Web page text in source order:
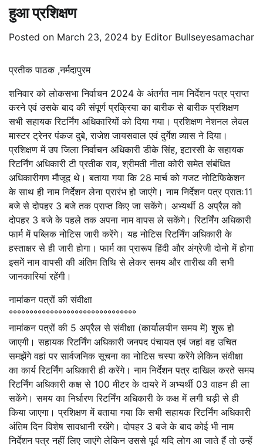
हुआ प्रशिक्षण
Posted on March 23, 2024 by Editor Bullseyesamachar
प्रतीक पाठक ,नर्मदापुरम
शनिवार को लोकसभा निर्वाचन 2024 के अंतर्गत नाम निर्देशन पत्र प्राप्त
करने एवं उसके बाद की संपूर्ण प्रक्रिया का बारीक से बारीक प्रशिक्षण
सभी सहायक रिटर्निंग अधिकारियों को दिया गया। प्रशिक्षण नेशनल लेवल
मास्टर ट्रेनर पंकज दुबे, राजेश जायसवाल एवं दुर्गेश व्यास ने दिया।
प्रशिक्षण में उप जिला निर्वाचन अधिकारी डीके सिंह, इटारसी के सहायक
रिटर्निंग अधिकारी टी प्रतीक राव, श्रीमती नीता कोरी समेत संबंधित
अधिकारीगण मौजूद थे। बताया गया कि 28 मार्च को गजट नोटिफिकेशन
के साथ ही नाम निर्देशन लेना प्रारंभ हो जाएंगे। नाम निर्देशन पत्र प्रातः11
बजे से दोपहर 3 बजे तक प्राप्त किए जा सकेंगे। अभ्यर्थी 8 अप्रैल को
दोपहर 3 बजे के पहले तक अपना नाम वापस ले सकेंगे। रिटर्निंग अधिकारी
फार्म में पब्लिक नोटिस जारी करेंगे। यह नोटिस रिटर्निंग अधिकारी के
हस्ताक्षर से ही जारी होगा। फार्म का प्रारूप हिंदी और अंग्रेजी दोनो में होगा
इसमें नाम वापसी की अंतिम तिथि से लेकर समय और तारीख की सभी
जानकारियां रहेंगी।
नामांकन पत्रों की संवीक्षा
°°°°°°°°°°°°°°°°°°°°°°°°°°°°°°°
नामांकन पत्रों की 5 अप्रैल से संवीक्षा (कार्यालयीन समय में) शुरू हो
जाएगी। सहायक रिटर्निंग अधिकारी जनपद पंचायत एवं जहां वह उचित
समझेंगे वहां पर सार्वजनिक सूचना का नोटिस चस्पा करेंगे लेकिन संवीक्षा
का कार्य रिटर्निंग अधिकारी ही करेंगे। नाम निर्देशन पत्र दाखिल करते समय
रिटर्निंग अधिकारी कक्ष से 100 मीटर के दायरे में अभ्यर्थी 03 वाहन ही ला
सकेंगे। समय का निर्धारण रिटर्निंग अधिकारी के कक्ष में लगी घड़ी से ही
किया जाएगा। प्रशिक्षण में बताया गया कि सभी सहायक रिटर्निंग अधिकारी
अंतिम दिन विशेष सावधानी रखेंगे। दोपहर 3 बजे के बाद कोई भी नाम
निर्देशन पत्र नहीं लिए जाएंगे लेकिन उससे पूर्व यदि लोग आ जाते हैं तो उन्हें